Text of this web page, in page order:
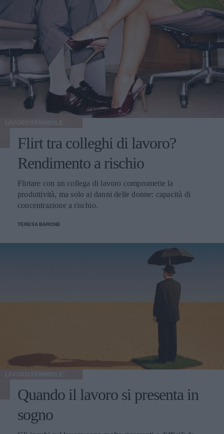
Flirt tra colleghi di lavoro?
Rendimento a rischio
Flirtare con un collega di lavoro compromette la
produttività, ma solo ai danni delle donne: capacità di
concentrazione a rischio.
TERESA BARONE
Quando il lavoro si presenta in
sogno